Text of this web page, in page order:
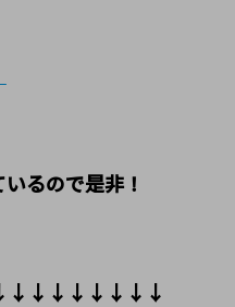
るので是非！